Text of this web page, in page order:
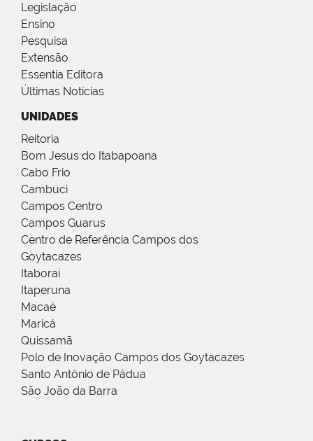
Legislação
Ensino
Pesquisa
Extensão
Essentia Editora
Últimas Notícias
UNIDADES
Reitoria
Bom Jesus do Itabapoana
Cabo Frio
Cambuci
Campos Centro
Campos Guarus
Centro de Referência Campos dos
Goytacazes
Itaboraí
Itaperuna
Macaé
Maricá
Quissamã
Polo de Inovação Campos dos Goytacazes
Santo Antônio de Pádua
São João da Barra